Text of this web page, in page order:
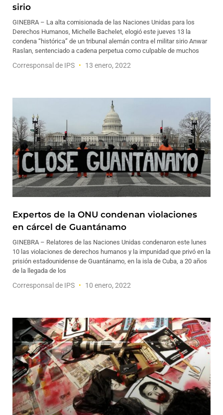
sirio
GINEBRA – La alta comisionada de las Naciones Unidas para los
Derechos Humanos, Michelle Bachelet, elogió este jueves 13 la
condena “histórica” de un tribunal alemán contra el militar sirio Anwar
Raslan, sentenciado a cadena perpetua como culpable de muchos
Corresponsal de IPS 13 enero, 2022
Expertos de la ONU condenan violaciones
en cárcel de Guantánamo
GINEBRA – Relatores de las Naciones Unidas condenaron este lunes
10 las violaciones de derechos humanos y la impunidad que privó en la
prisión estadounidense de Guantánamo, en la isla de Cuba, a 20 años
de la llegada de los
Corresponsal de IPS 10 enero, 2022